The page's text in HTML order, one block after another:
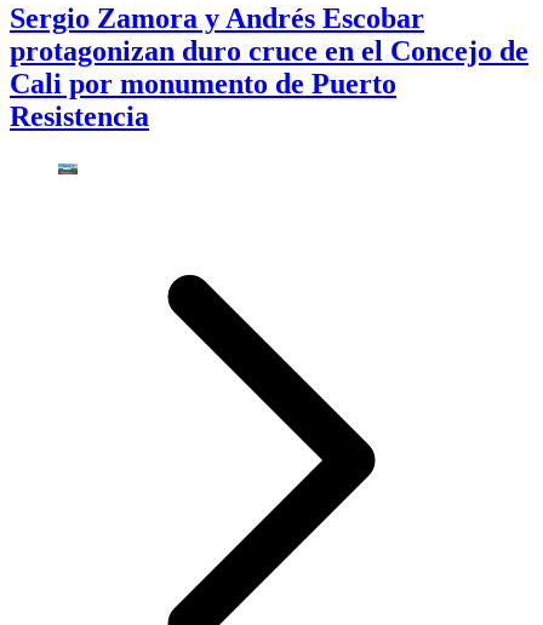
Sergio Zamora y Andrés Escobar
protagonizan duro cruce en el Concejo de
Cali por monumento de Puerto
Resistencia